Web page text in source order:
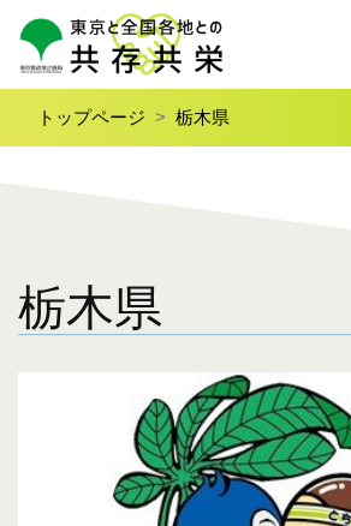
トップページ 栃木県
栃木県